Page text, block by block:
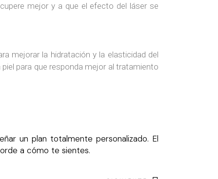
mejor y a que el efecto del láser se
mejorar la hidratación y la elasticidad del
para que responda mejor al tratamiento
un plan totalmente personalizado. El
a cómo te sientes.Clínica Dr. Lombardo